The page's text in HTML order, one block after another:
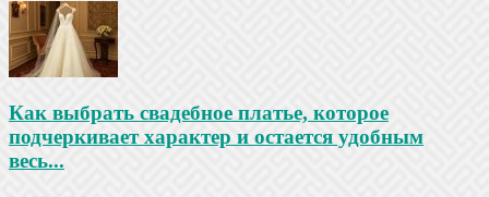
Как выбрать свадебное платье, которое
подчеркивает характер и остается удобным
весь...